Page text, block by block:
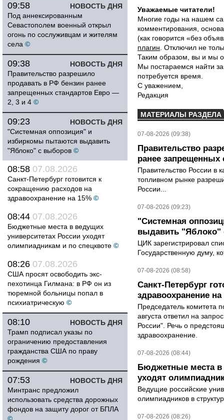
НОВОСТЬ ДНЯ
09:58
Под аннексированным
Севастополем военный открыл
огонь по сослуживцам и жителям
села ©
НОВОСТЬ ДНЯ
09:38
Правительство разрешило
продавать в РФ бензин ранее
запрещенных стандартов Евро —
2, 3 и 4 ©
НОВОСТЬ ДНЯ
09:23
"Системная оппозиция" и
избиркомы пытаются выдавить
"Яблоко" с выборов ©
08:58 07.08.2026
Санкт-Петербург готовится к
сокращению расходов на
здравоохранение на 15% ©
08:44 07.08.2026
Бюджетные места в ведущих
университетах России уходят
олимпиадникам и по спецквоте ©
08:26 07.08.2026
США просят освободить экс-
пехотинца Гилмана: в РФ он из
тюремной больницы попал в
психиатрическую ©
НОВОСТЬ ДНЯ
08:10
Трамп подписал указы по
ограничению предоставления
гражданства США по праву
рождения ©
НОВОСТЬ ДНЯ
07:53
Минтранс предложил
использовать средства дорожных
фондов на защиту дорог от БПЛА
Уважаемые читатели!
Многие годы на нашем
комментирования,
(как говорится «без
плагин . Отключил не
Таким образом, вы и мы
Мы постараемся найти
потребуется время.
С уважением,
Редакция
МАТЕРИАЛЫ РАЗДЕЛА
07-08-2026 (09:38)
Правительство
ранее запрещенных
Правительство России в
топливном рынке
России...
07-08-2026 (09:23)
"Системная
выдавить "Яблоко"
ЦИК зарегистрировал
Государственную думу,
07-08-2026 (08:58)
Санкт-Петербург
здравоохранение на
Председатель комитета
августа ответил на
России". Речь о
здравоохранение.
07-08-2026 (08:44)
Бюджетные места в
уходят
Ведущие российские
олимпиадников в
07-08-2026 (08:26)